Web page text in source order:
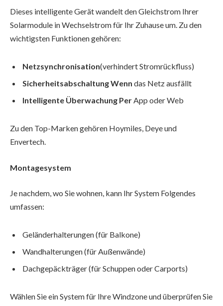
Dieses intelligente Gerät wandelt den Gleichstrom Ihrer
Solarmodule in Wechselstrom für Ihr Zuhause um. Zu den
wichtigsten Funktionen gehören:
Netzsynchronisation(verhindert Stromrückfluss)
Sicherheitsabschaltung Wenn das Netz ausfällt
Intelligente Überwachung PerApp oder Web
Zu den Top-Marken gehören Hoymiles, Deye und
Envertech.
Montagesystem
Je nachdem, wo Sie wohnen, kann Ihr System Folgendes
umfassen:
Geländerhalterungen (für Balkone)
Wandhalterungen (für Außenwände)
Dachgepäckträger (für Schuppen oder Carports)
Wählen Sie ein System für Ihre Windzone und überprüfen Sie